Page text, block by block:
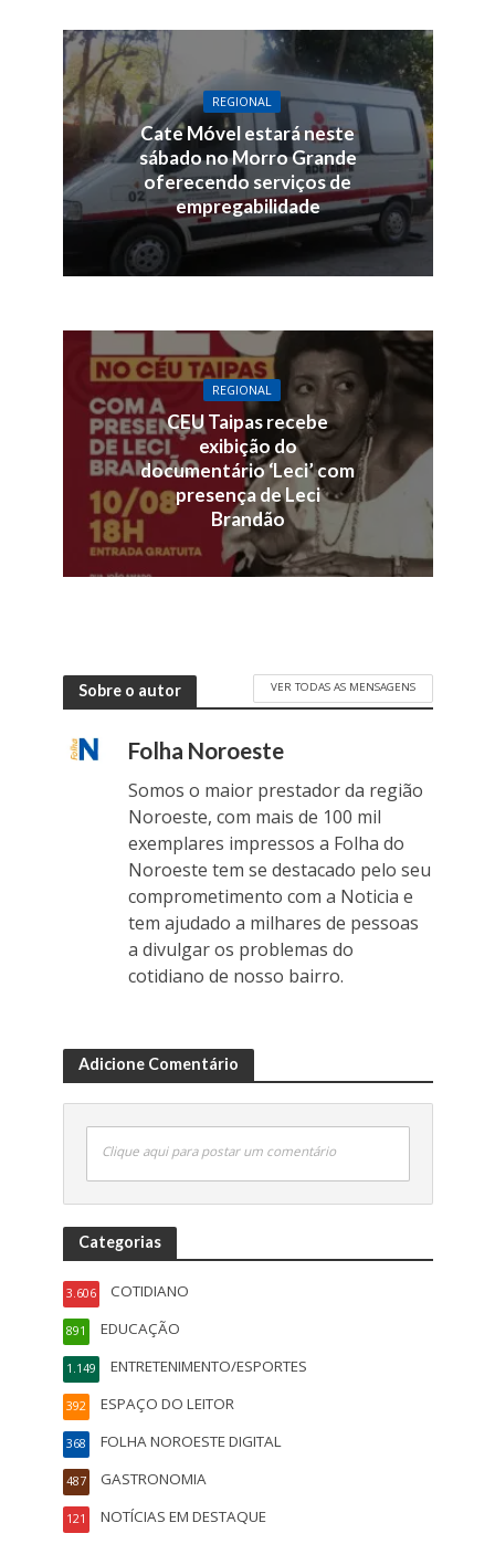
REGIONAL
Cate Móvel estará neste
sábado no Morro Grande
oferecendo serviços de
empregabilidade
REGIONAL
CEU Taipas recebe
exibição do
documentário ‘Leci’ com
presença de Leci
Brandão
Sobre o autor VER TODAS AS MENSAGENS
Folha Noroeste
Somos o maior prestador da região
Noroeste, com mais de 100 mil
exemplares impressos a Folha do
Noroeste tem se destacado pelo seu
comprometimento com a Noticia e
tem ajudado a milhares de pessoas
a divulgar os problemas do
cotidiano de nosso bairro.
Adicione Comentário
Clique aqui para postar um comentário
Categorias
COTIDIANO
3.606
EDUCAÇÃO
891
ENTRETENIMENTO/ESPORTES
1.149
ESPAÇO DO LEITOR
392
FOLHA NOROESTE DIGITAL
368
GASTRONOMIA
487
NOTÍCIAS EM DESTAQUE
121